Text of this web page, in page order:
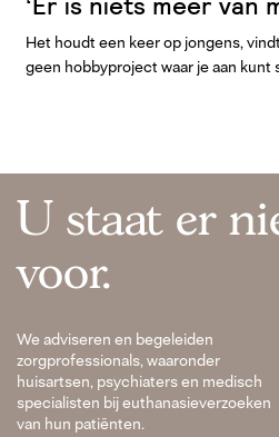
Het houdt een keer op jongens,
geen hobbyproject waar je aan kunt
U staat er
voor.
We adviseren en begeleiden
zorgprofessionals, waaronder
huisartsen, psychiaters en medisch
specialisten bij euthanasieverzoeken
van hun patiënten.